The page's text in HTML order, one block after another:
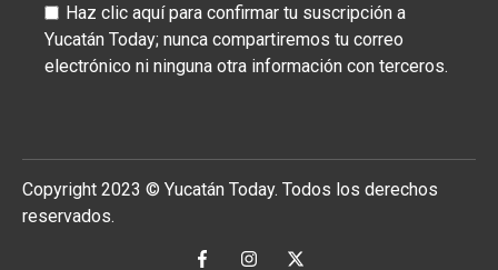
Haz clic aquí para confirmar tu suscripción a
Yucatán Today; nunca compartiremos tu correo
electrónico ni ninguna otra información con terceros.
Copyright 2023 © Yucatán Today. Todos los derechos
reservados.